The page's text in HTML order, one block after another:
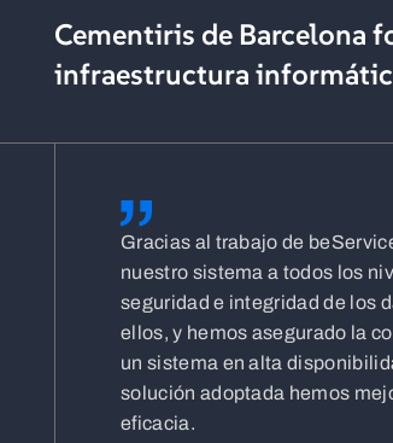
Cementiris de Barcelona
infraestructura
Gracias al trabajo de
nuestro sistema a todos los
seguridad e integridad de los
ellos, y hemos asegurado la
un sistema en alta
solución adoptada hemos
eficacia.